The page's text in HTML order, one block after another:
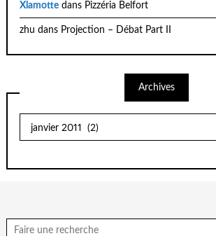
Xlamotte dans Pizzéria Belfort
zhu dans Projection – Débat Part II
Archives